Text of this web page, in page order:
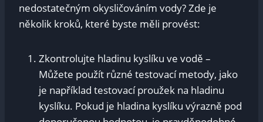
nedostatečným okysličováním vody? Zde je
několik kroků, které byste měli provést:
Zkontrolujte hladinu kyslíku ve vodě –
Můžete použít různé testovací metody, jako
je například testovací proužek na hladinu
kyslíku. Pokud je hladina kyslíku výrazně pod